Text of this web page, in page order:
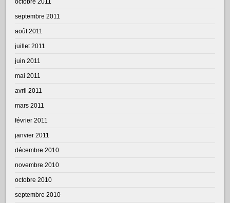
septembre 2011
août 2011
juillet 2011
juin 2011
mai 2011
avril 2011
mars 2011
février 2011
janvier 2011
décembre 2010
novembre 2010
octobre 2010
septembre 2010